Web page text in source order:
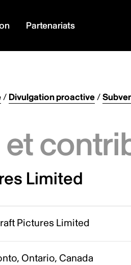
Partenariats
/ Divulgation proactive/
Limited
Pictures Limited
Ontario, Canada